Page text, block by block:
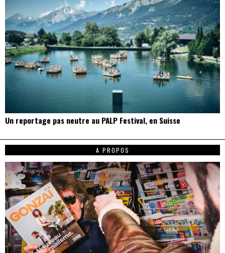
Un reportage pas neutre au PALP Festival, en Suisse
A PROPOS